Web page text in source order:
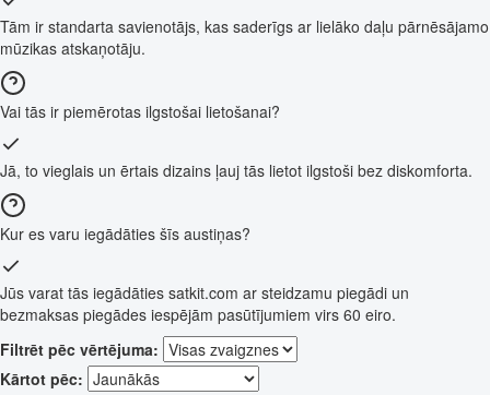
Tām ir standarta savienotājs, kas saderīgs ar lielāko daļu pārnēsājamo
mūzikas atskaņotāju.
Vai tās ir piemērotas ilgstošai lietošanai?
Jā, to vieglais un ērtais dizains ļauj tās lietot ilgstoši bez diskomforta.
Kur es varu iegādāties šīs austiņas?
Jūs varat tās iegādāties satkit.com ar steidzamu piegādi un
bezmaksas piegādes iespējām pasūtījumiem virs 60 eiro.
Filtrēt pēc vērtējuma:
Kārtot pēc: